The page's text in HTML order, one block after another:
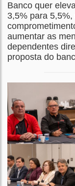
Banco quer
3,5% para
aumentar as
dependentes
proposta do